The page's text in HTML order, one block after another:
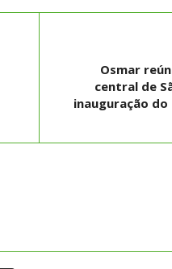
Osmar
central de
inauguração